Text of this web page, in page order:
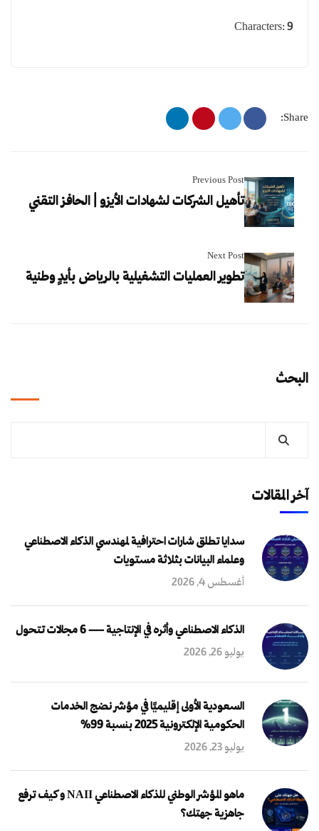
Characters: 9
Share:
Previous Post
تأهيل الشركات لشهادات الأيزو | الحافز التقني
Next Post
تطوير العمليات التشغيلية بالرياض بأيدٍ وطنية
البحث
آخر المقالات
سدايا تطلق شارات احترافية لمهندسي الذكاء الاصطناعي
وعلماء البيانات بثلاثة مستويات
أغسطس 4, 2026
الذكاء الاصطناعي وأثره في الإنتاجية — 6 مجالات تتحول
يوليو 26, 2026
السعودية الأولى إقليميًا في مؤشر نضج الخدمات
الحكومية الإلكترونية 2025 بنسبة 99%
يوليو 23, 2026
ماهو المؤشر الوطني للذكاء الاصطناعي NAII و كيف ترفع
جاهزية جهتك؟